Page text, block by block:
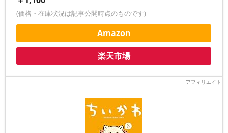
(価格・在庫状況は記事公開時点のものです)
Amazon
楽天市場